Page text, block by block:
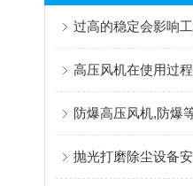
高压风机在使用过
防爆高压风机,防爆
抛光打磨除尘设备